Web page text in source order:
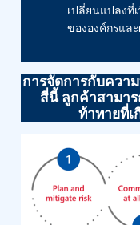
เปลี่ยนแปลงที่
ขององค์กรแล
การจัดการกับควา
สี่นี้ ลูกค้าสามา
ท้าทายที่เ